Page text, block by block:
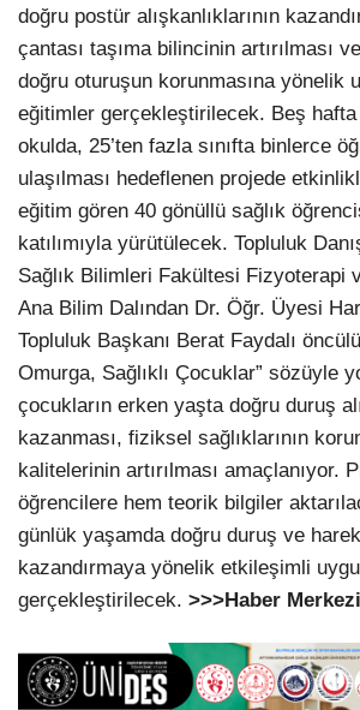
doğru postür alışkanlıklarının
çantası taşıma bilincinin artırılması
doğru oturuşun korunmasına yönelik
eğitimler gerçekleştirilecek. Beş hafta
okulda, 25’ten fazla sınıfta binlerce
ulaşılması hedeflenen projede
eğitim gören 40 gönüllü sağlık
katılımıyla yürütülecek. Topluluk
Sağlık Bilimleri Fakültesi Fizyoterapi
Ana Bilim Dalından Dr. Öğr. Üyesi
Topluluk Başkanı Berat Faydalı
Omurga, Sağlıklı Çocuklar” sözüyle
çocukların erken yaşta doğru duruş
kazanması, fiziksel sağlıklarının
kalitelerinin artırılması amaçlanıyor.
öğrencilere hem teorik bilgiler
günlük yaşamda doğru duruş ve
kazandırmaya yönelik etkileşimli
gerçekleştirilecek. >>>Haber Merkezi